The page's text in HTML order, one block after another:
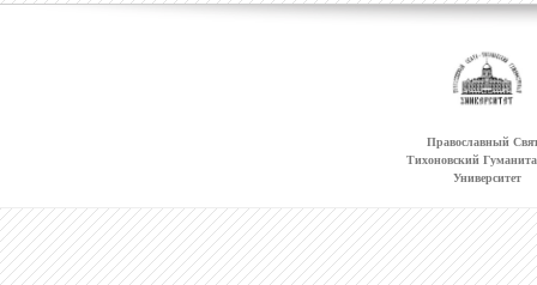
Православный
Тихоновский
Университет